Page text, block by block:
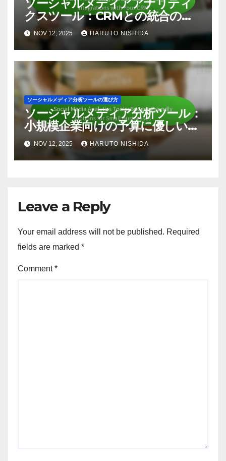
ソーシャルメディアアナリティ
クスツール：CRMとの統合の選
択NOV 12, 2025 HARUTO NISHIDA
ソーシャルメディア分析ツールの選び方
ソーシャルメディア分析ツール：
小規模企業向けの予算に優しいオ
プション
NOV 12, 2025 HARUTO NISHIDA
Leave a Reply
Your email address will not be published. Required
fields are marked *
Comment*